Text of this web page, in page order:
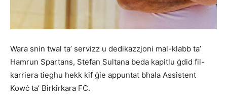
Wara snin twal ta’ servizz u dedikazzjoni mal-klabb ta’
Hamrun Spartans, Stefan Sultana beda kapitlu ġdid fil-
karriera tiegħu hekk kif ġie appuntat bħala Assistent
Kowċ ta’ Birkirkara FC.